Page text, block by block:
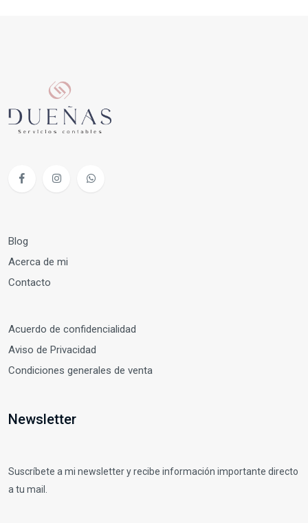
Blog
Acerca de mi
Contacto
Acuerdo de confidencialidad
Aviso de Privacidad
Condiciones generales de venta
Newsletter
Suscríbete a mi newsletter y recibe información importante directo
a tu mail.